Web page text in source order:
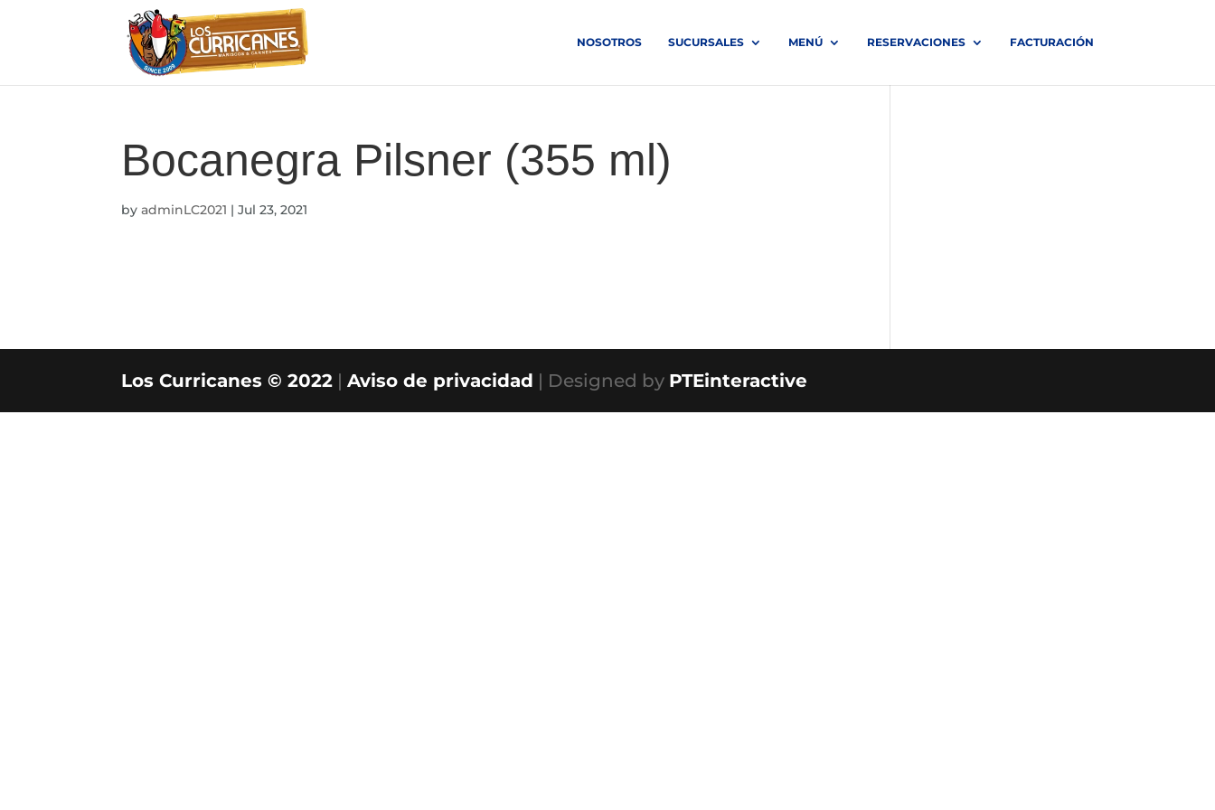
NOSOTROS SUCURSALES MENÚ RESERVACIONES FACTURACIÓN
Bocanegra Pilsner (355 ml)
byadminLC2021 |Jul 23, 2021
Los Curricanes © 2022 |Aviso de privacidad | Designed by PTEinteractive